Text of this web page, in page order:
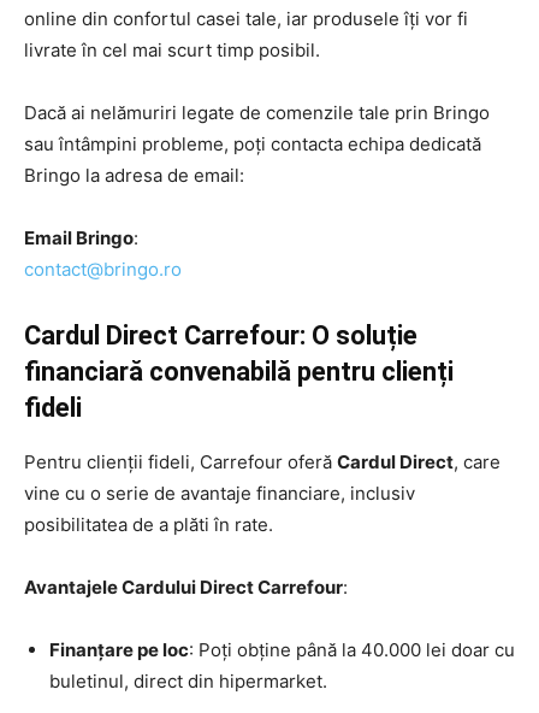
online din confortul casei tale, iar produsele îți vor fi
livrate în cel mai scurt timp posibil.
Dacă ai nelămuriri legate de comenzile tale prin Bringo
sau întâmpini probleme, poți contacta echipa dedicată
Bringo la adresa de email:
Email Bringo:
contact@bringo.ro
Cardul Direct Carrefour: O soluție
financiară convenabilă pentru clienți
fideli
Pentru clienții fideli, Carrefour oferă Cardul Direct, care
vine cu o serie de avantaje financiare, inclusiv
posibilitatea de a plăti în rate.
Avantajele Cardului Direct Carrefour:
Finanțare pe loc: Poți obține până la 40.000 lei doar cu
buletinul, direct din hipermarket.